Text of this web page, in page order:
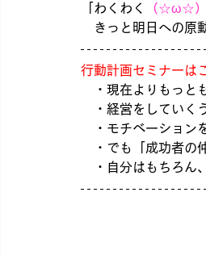
「わくわく
（☆ω☆）
きっと明日への原
行動計画セミナーは
・現在よりもっと
・経営をしていく
・モチベーション
・でも「成功者の
・自分はもちろん